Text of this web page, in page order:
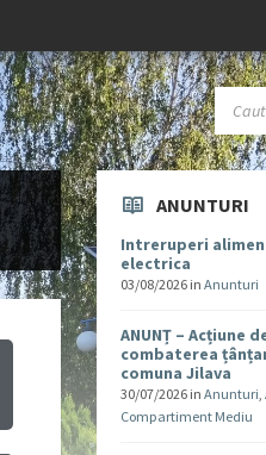
ANUNTURI
Intreruperi
electrica
03/08/2026 inAnunturi
ANUNȚ – Acțiune
combaterea
comuna Jilava
30/07/2026 inAnunturi,
Compartiment Mediu